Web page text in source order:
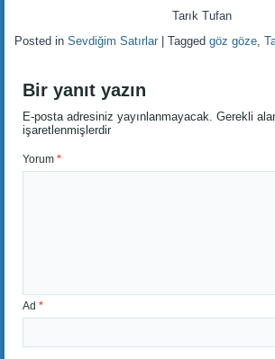
Tarık Tufan
Posted in Sevdiğim Satırlar |Tagged göz göze,
Bir yanıt yazın
E-posta adresiniz yayınlanmayacak. Gerekli
işaretlenmişlerdir
Yorum*
Ad*